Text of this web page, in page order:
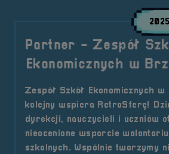
Partner - Zespół
Ekonomicznych w
Zespół Szkół Ekonomicznych
kolejny wspiera RetroSferę!
dyrekcji, nauczycieli i uczniów
nieocenione wsparcie
szkolnych. Wspólnie tworzymy